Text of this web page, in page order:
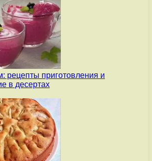
рецепты приготовления и
в десертах